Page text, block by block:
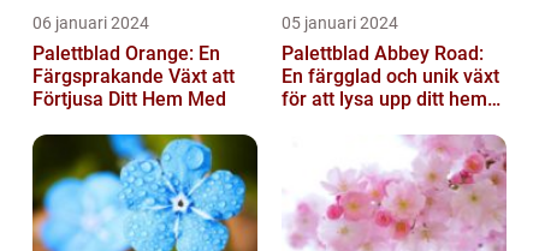
06 januari 2024
Palettblad Orange: En
Färgsprakande Växt att
Förtjusa Ditt Hem Med
05 januari 2024
Palettblad Abbey Road:
En färgglad och unik växt
för att lysa upp ditt hem